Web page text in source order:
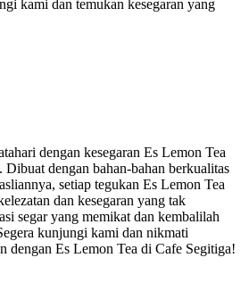
kami dan temukan kesegaran yang
dengan kesegaran Es Lemon Tea
dengan bahan-bahan berkualitas
setiap tegukan Es Lemon Tea
dan kesegaran yang tak
segar yang memikat dan kembalilah
kunjungi kami dan nikmati
dengan Es Lemon Tea di Cafe Segitiga!